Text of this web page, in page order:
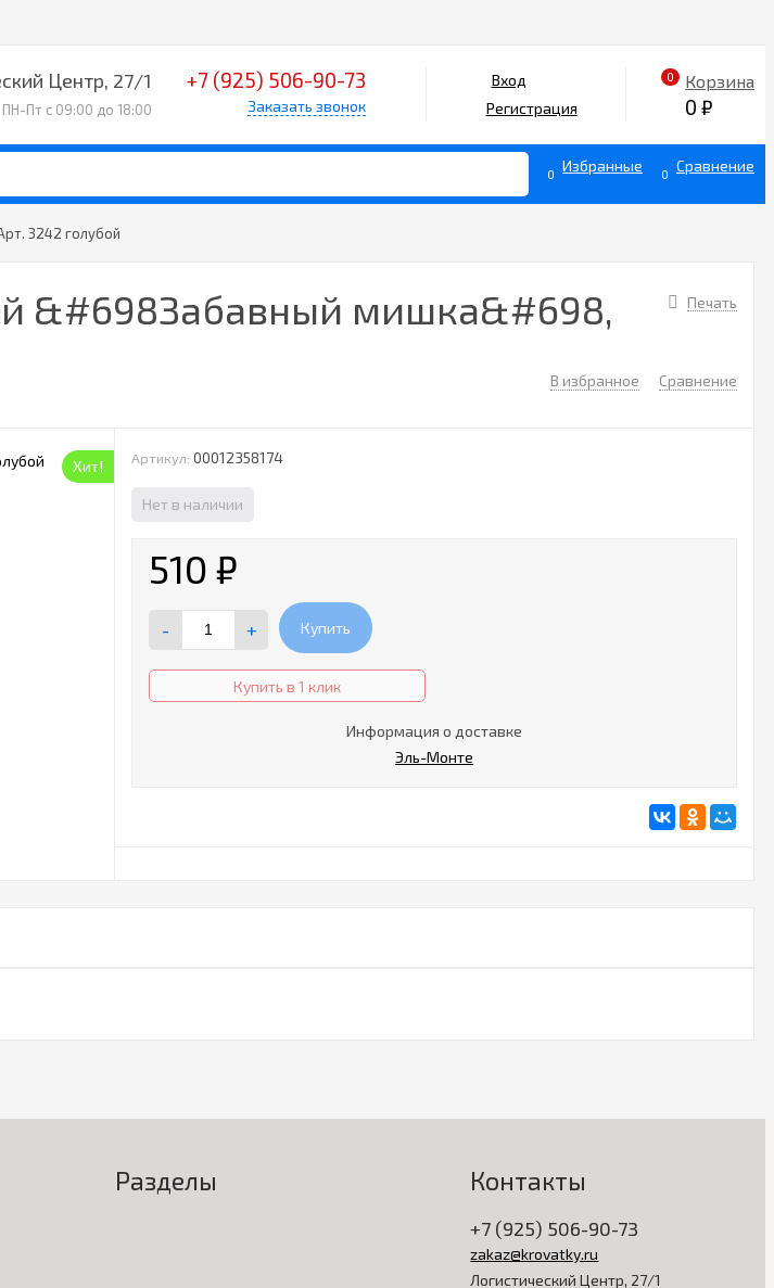
Центр, 27/1
ПН-Пт с 09:00 до 18:00
+7 (925) 506-90-73
Заказать звонок
Вход
Регистрация
0 Корзина
0 ₽
0 Избранные 0 Сравнение
3242 голубой
Печать
&#698Забавный мишка&#698,
В избранное Сравнение
Хит! Артикул: 00012358174
Нет в наличии
510₽
- + Купить
Купить в 1 клик
Информация о доставке
Эль-Монте
Разделы Контакты
+7 (925) 506-90-73
zakaz@krovatky.ru
Логистический Центр, 27/1